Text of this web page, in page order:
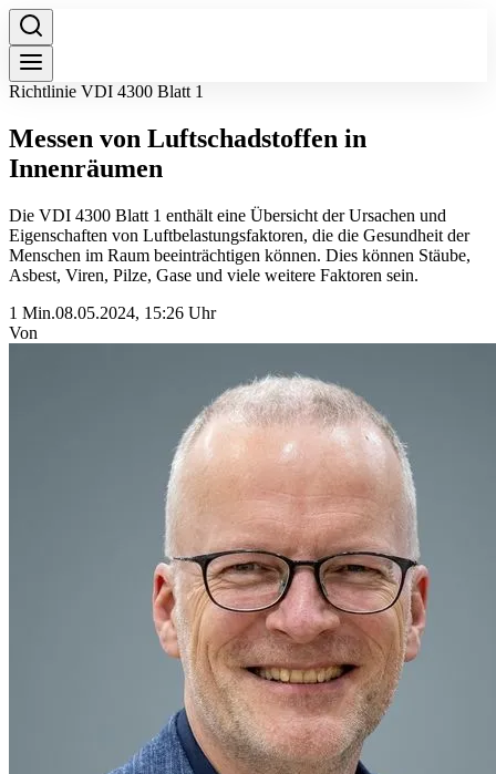
Richtlinie VDI 4300 Blatt 1
Messen von Luftschadstoffen in
Innenräumen
Die VDI 4300 Blatt 1 enthält eine Übersicht der Ursachen und
Eigenschaften von Luftbelastungsfaktoren, die die Gesundheit der
Menschen im Raum beeinträchtigen können. Dies können Stäube,
Asbest, Viren, Pilze, Gase und viele weitere Faktoren sein.
1 Min.08.05.2024, 15:26 Uhr
Von